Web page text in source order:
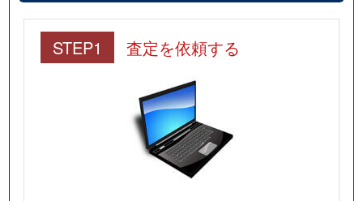
STEP1 査定を依頼する